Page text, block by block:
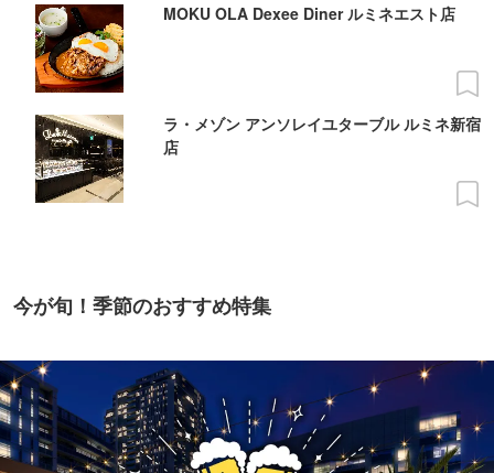
MOKU OLA Dexee Diner ルミネエスト店
ラ・メゾン アンソレイユターブル ルミネ新宿
店
今が旬！季節のおすすめ特集